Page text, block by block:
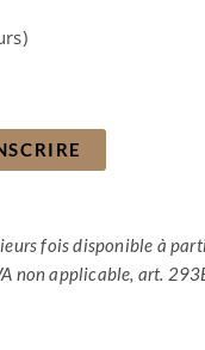
fois disponible à
non applicable, art.